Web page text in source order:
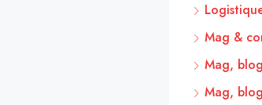
Mag &
Mag,
Mag,